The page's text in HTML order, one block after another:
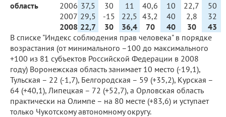
область
2006 37,5 30 11 40,6 10 22,7
50
2007 29,5 -15 22,5 43,2 40 2,8
32
2008 22,7 30 36,4 70 40 30
43
В списке "Индекс соблюдения прав человека" в порядке
возрастания (от минимального –100 до максимального
+100 из 81 субъектов Российской Федерации в 2008
году) Воронежская область занимает 10 место (-19,1),
Тульская – 22 (-1,7), Белгородская – 59 (+35,2), Курская –
64 (+40,1), Липецкая – 72 (+52,7), а Орловская область
практически на Олимпе – на 80 месте (+83,6) и уступает
только Чукотскому автономному округу.